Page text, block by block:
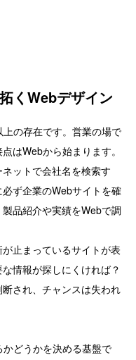
く Webデザイン
の存在です。営業の場で
はWebから始まります。
ットで会社名を検索す
ず企業のWebサイトを確
品紹介や実績をWebで調
止まっているサイトが表
情報が探しにくければ？
され、チャンスは失われ
どうかを決める基盤で